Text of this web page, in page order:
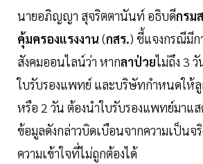
นายอภิญญา สุจริตตานันท์ อธิบดีกรม
คุ้มครองแรงงาน (กสร.) ชี้แจงกรณีมีก
สังคมออนไลน์ว่า หากลาป่วยไม่ถึง 3
ใบรับรองแพทย์ และบริษัทกำหนดให้ลู
หรือ 2 วัน ต้องนำใบรับรองแพทย์มาแส
ข้อมูลดังกล่าวบิดเบือนจากความเป็นจ
ความเข้าใจที่ไม่ถูกต้องได้